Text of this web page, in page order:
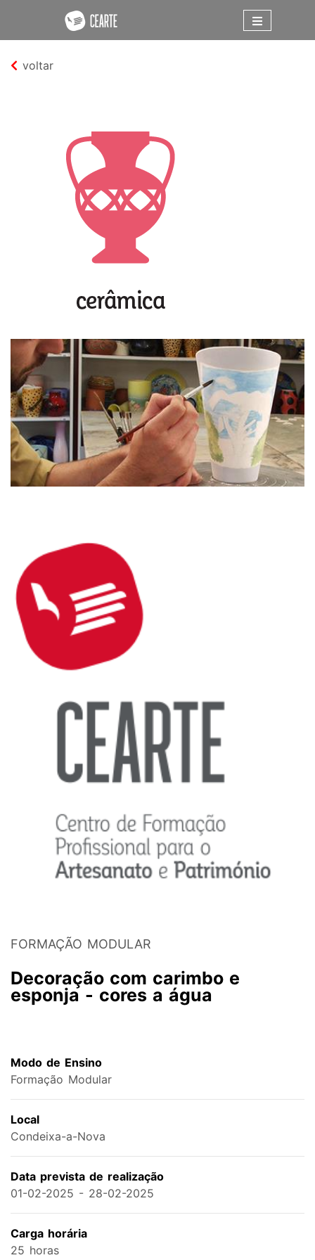
voltar
FORMAÇÃO MODULAR
Decoração com carimbo e
esponja - cores a água
Modo de Ensino
Formação Modular
Local
Condeixa-a-Nova
Data prevista de realização
01-02-2025 - 28-02-2025
Carga horária
25 horas